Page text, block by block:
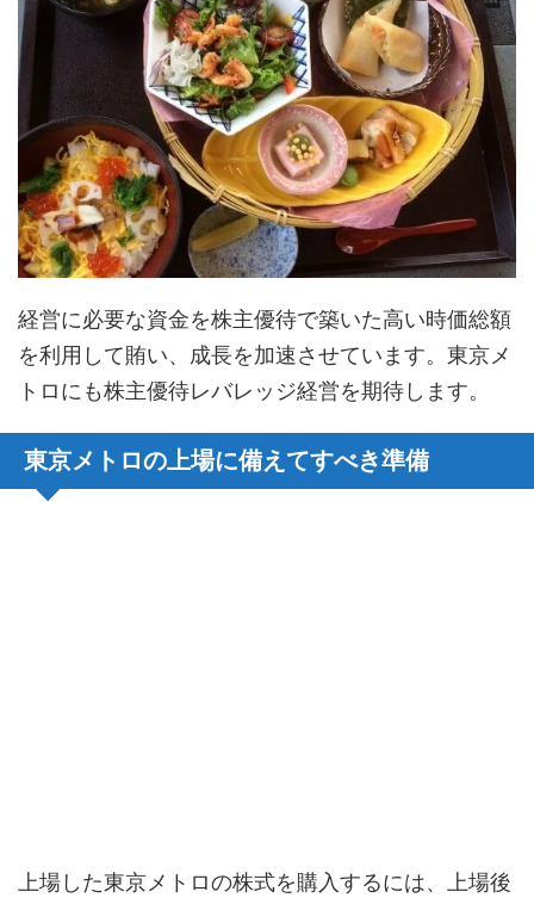
経営に必要な資金を株主優待で築いた高い時価総額
を利用して賄い、成長を加速させています。東京メ
トロにも株主優待レバレッジ経営を期待します。
東京メトロの上場に備えてすべき準備
上場した東京メトロの株式を購入するには、上場後